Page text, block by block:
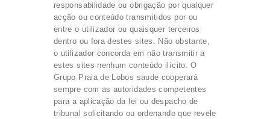
responsabilidade ou obrigação por qualquer
acção ou conteúdo transmitidos por ou
entre o utilizador ou quaisquer terceiros
dentro ou fora destes sites. Não obstante,
o utilizador concorda em não transmitir a
estes sites nenhum conteúdo ilícito. O
Grupo Praia de Lobos saude cooperará
sempre com as autoridades competentes
para a aplicação da lei ou despacho de
tribunal solicitando ou ordenando que revele